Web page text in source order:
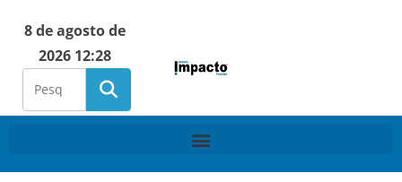
8 de agosto de
2026 12:28